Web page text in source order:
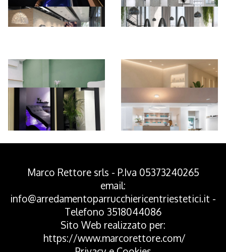
Marco Rettore srls - P.Iva 05373240265
email:
info@arredamentoparrucchiericentriestetici.it -
Telefono 3518044086
Sito Web realizzato per:
https://www.marcorettore.com/